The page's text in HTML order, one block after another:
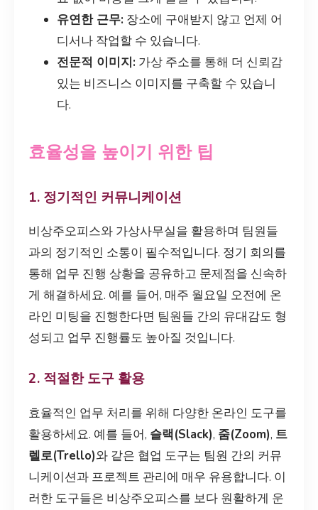
유연한 근무: 장소에 구애받지 않고 언제 어
디서나 작업할 수 있습니다.
전문적 이미지: 가상 주소를 통해 더 신뢰감
있는 비즈니스 이미지를 구축할 수 있습니
다.
효율성을 높이기 위한 팁
1. 정기적인 커뮤니케이션
비상주오피스와 가상사무실을 활용하며 팀원들
과의 정기적인 소통이 필수적입니다. 정기 회의를
통해 업무 진행 상황을 공유하고 문제점을 신속하
게 해결하세요. 예를 들어, 매주 월요일 오전에 온
라인 미팅을 진행한다면 팀원들 간의 유대감도 형
성되고 업무 진행률도 높아질 것입니다.
2. 적절한 도구 활용
효율적인 업무 처리를 위해 다양한 온라인 도구를
활용하세요. 예를 들어, 슬랙(Slack), 줌(Zoom), 트
렐로(Trello)와 같은 협업 도구는 팀원 간의 커뮤
니케이션과 프로젝트 관리에 매우 유용합니다. 이
러한 도구들은 비상주오피스를 보다 원활하게 운